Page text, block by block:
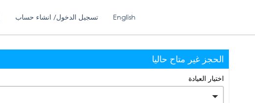
تسجيل الدخول/ انشاء حساب English
الحجز غير متاح حاليا
اختيار العيادة